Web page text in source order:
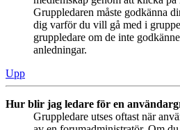
Gruppledaren måste godkänna
dig varför du vill gå med i
gruppledare om de inte
anledningar.
Upp
Hur blir jag ledare för en
Gruppledare utses oftast när